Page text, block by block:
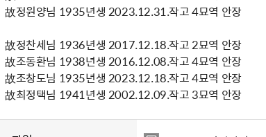
故정원양님 1935년생 2023.12.31.작고 4묘역 안장
故정찬세님 1936년생 2017.12.18.작고 2묘역 안장
故조동환님 1938년생 2016.12.08.작고 4묘역 안장
故조창도님 1935년생 2023.12.18.작고 4묘역 안장
故최정택님 1941년생 2002.12.09.작고 3묘역 안장